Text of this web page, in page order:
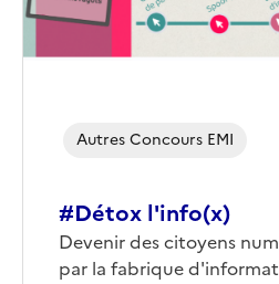
#Détox l'info(x)
Corps
Devenir des citoyens
par la fabrique
Autres Concours EMI